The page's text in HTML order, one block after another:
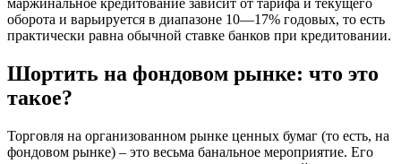
маржинальное кредитование зависит от тарифа и текущего
оборота и варьируется в диапазоне 10—17% годовых, то есть
практически равна обычной ставке банков при кредитовании.
Шортить на фондовом рынке: что это
такое?
Торговля на организованном рынке ценных бумаг (то есть, на
фондовом рынке) – это весьма банальное мероприятие. Его